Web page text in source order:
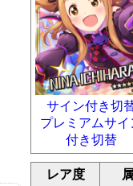
サイン付き切
プレミアムサイ
付き切替
レア度